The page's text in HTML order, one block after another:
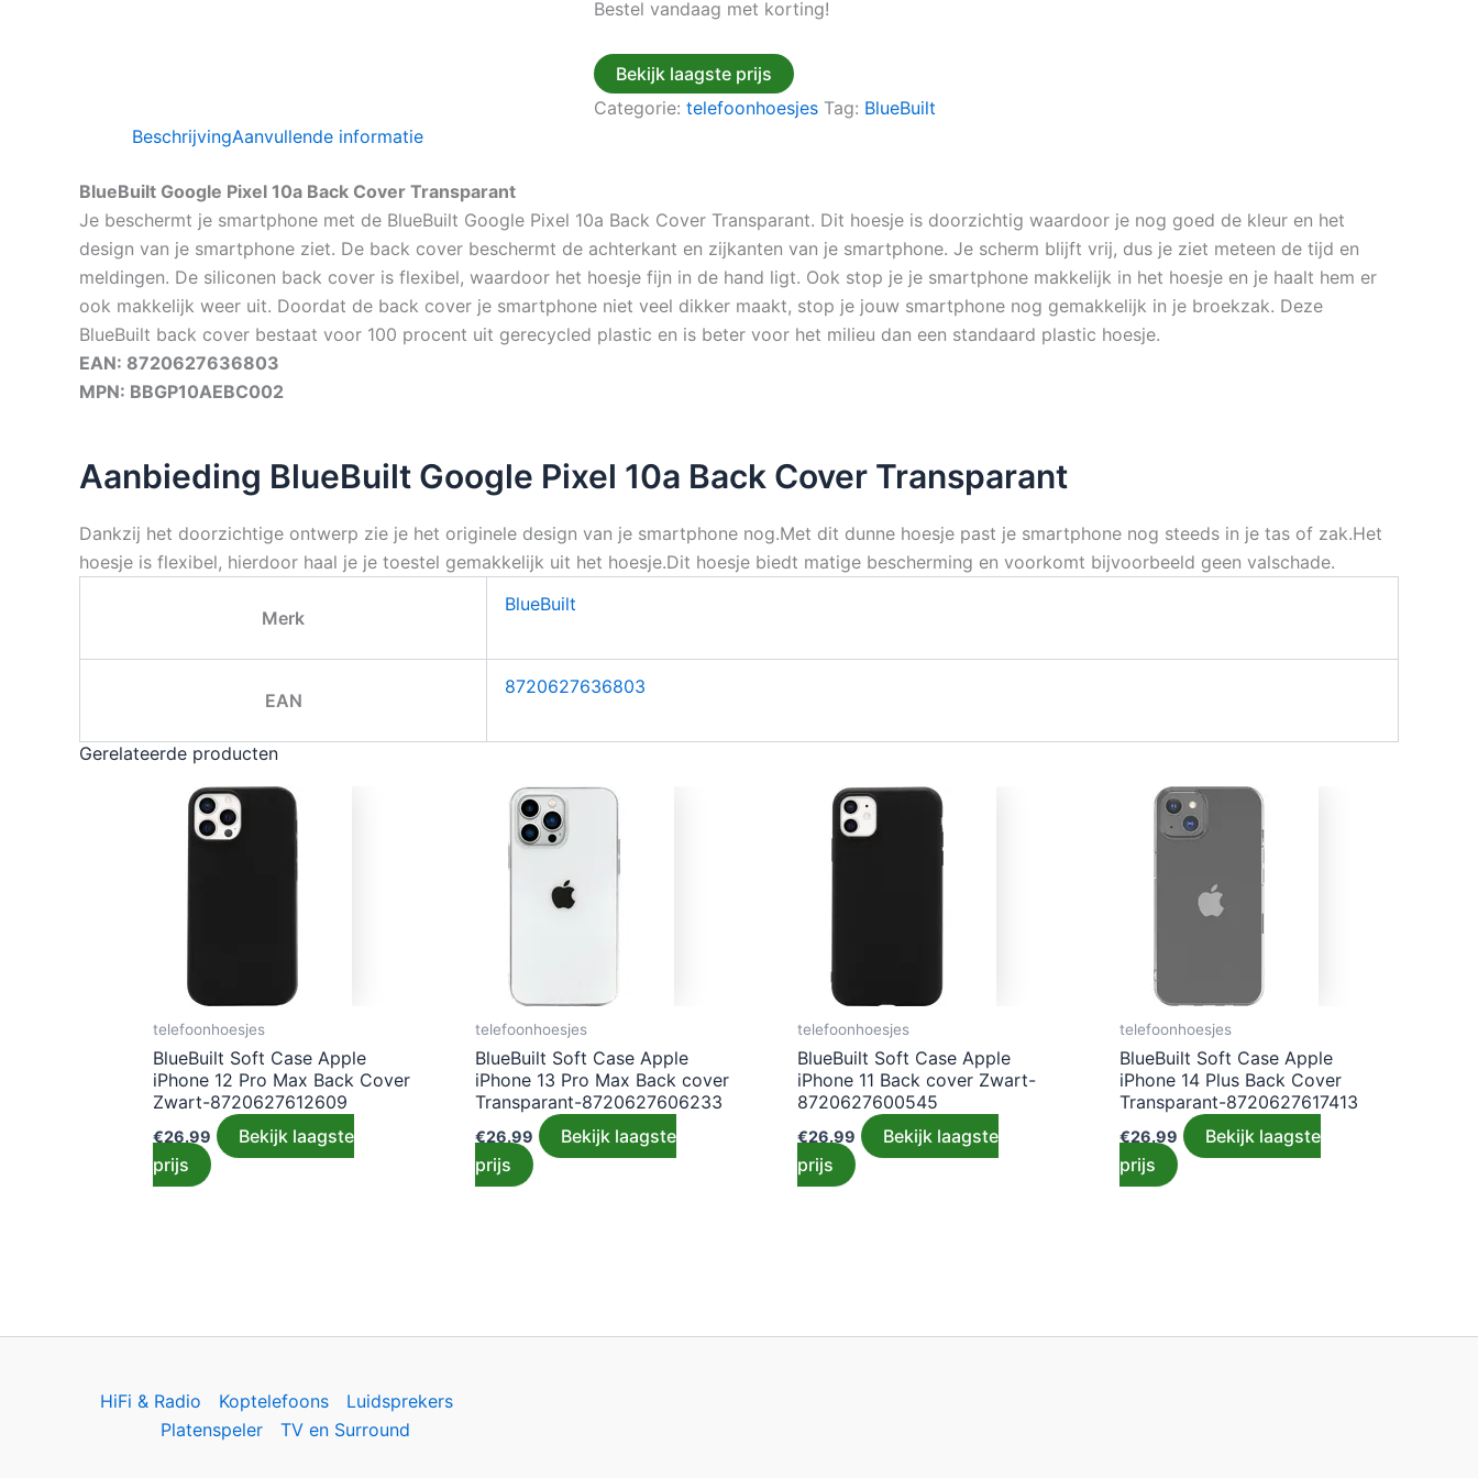
Bestel vandaag met korting!
Bekijk laagste prijs
Categorie: telefoonhoesjes Tag: BlueBuilt
BeschrijvingAanvullende informatie
BlueBuilt Google Pixel 10a Back Cover Transparant
Je beschermt je smartphone met de BlueBuilt Google Pixel 10a Back Cover Transparant. Dit hoesje is doorzichtig waardoor je nog goed de kleur en het
design van je smartphone ziet. De back cover beschermt de achterkant en zijkanten van je smartphone. Je scherm blijft vrij, dus je ziet meteen de tijd en
meldingen. De siliconen back cover is flexibel, waardoor het hoesje fijn in de hand ligt. Ook stop je je smartphone makkelijk in het hoesje en je haalt hem er
ook makkelijk weer uit. Doordat de back cover je smartphone niet veel dikker maakt, stop je jouw smartphone nog gemakkelijk in je broekzak. Deze
BlueBuilt back cover bestaat voor 100 procent uit gerecycled plastic en is beter voor het milieu dan een standaard plastic hoesje.
EAN: 8720627636803
MPN: BBGP10AEBC002
Aanbieding BlueBuilt Google Pixel 10a Back Cover Transparant
Dankzij het doorzichtige ontwerp zie je het originele design van je smartphone nog.Met dit dunne hoesje past je smartphone nog steeds in je tas of zak.Het
hoesje is flexibel, hierdoor haal je je toestel gemakkelijk uit het hoesje.Dit hoesje biedt matige bescherming en voorkomt bijvoorbeeld geen valschade.
Merk
BlueBuilt
EAN
8720627636803
Gerelateerde producten
telefoonhoesjes
BlueBuilt Soft Case Apple
iPhone 12 Pro Max Back Cover
Zwart-8720627612609
€26.99
Bekijk laagste
prijs
telefoonhoesjes
BlueBuilt Soft Case Apple
iPhone 13 Pro Max Back cover
Transparant-8720627606233
€26.99
Bekijk laagste
prijs
telefoonhoesjes
BlueBuilt Soft Case Apple
iPhone 11 Back cover Zwart-
8720627600545
€26.99
Bekijk laagste
prijs
telefoonhoesjes
BlueBuilt Soft Case Apple
iPhone 14 Plus Back Cover
Transparant-8720627617413
€26.99
Bekijk laagste
prijs
HiFi & Radio Koptelefoons
Luidsprekers
Platenspeler
TV en Surround